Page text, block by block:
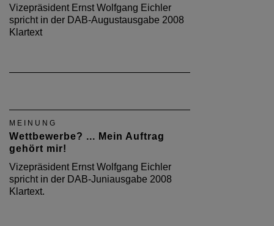
Vizepräsident Ernst Wolfgang Eichler
spricht in der DAB-Augustausgabe 2008
Klartext
MEINUNG
Wettbewerbe? ... Mein Auftrag
gehört mir!
Vizepräsident Ernst Wolfgang Eichler
spricht in der DAB-Juniausgabe 2008
Klartext.